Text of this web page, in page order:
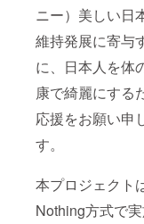
ニー）美しい日
維持発展に寄与
に、日本人を体
康で綺麗にする
応援をお願い申
す。
本プロジェクト
Nothing方式で実